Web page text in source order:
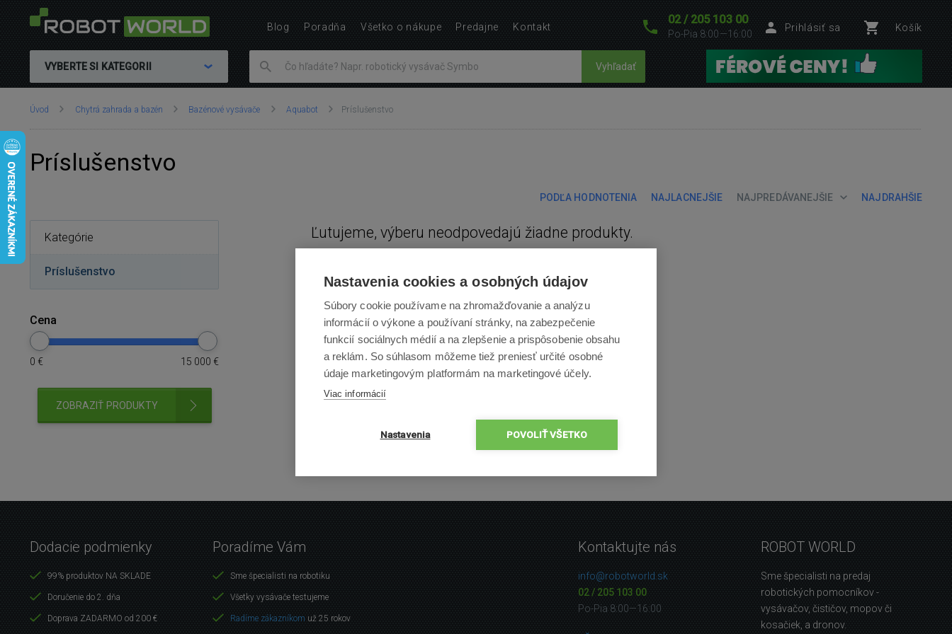
02 / 205 103 00
Po-Pia 8:00—16:00
Prihlásiť sa Košík
VYBERTE SI KATEGORII Vyhľadať
Nachádzate
Úvod Chytrá zahrada a bazén Bazénové vysávače Aquabot Príslušenstvo
Príslušenstvo
PODĽA HODNOTENIA NAJLACNEJŠIE NAJPREDÁVANEJŠIE NAJDRAHŠIE
Ľutujeme, výberu neodpovedajú žiadne produkty.
Kategórie
Príslušenstvo
Cena
0 € 15 000 €
ZOBRAZIŤ PRODUKTY
Blog Poradňa Všetko o nákupe Predajne Kontakt
Dodacie podmienky
99% produktov NA SKLADE
Doručenie do 2. dňa
Doprava ZADARMO od 200 €
Poradíme Vám
Sme špecialisti na robotiku
Všetky vysávače testujeme
Radíme zákazníkom už 25 rokov
Kontaktujte nás
info@robotworld.sk
02 / 205 103 00
Po-Pia 8:00—16:00
ROBOT WORLD
Sme špecialisti na predaj
robotických pomocníkov -
vysávačov, čističov, mopov či
kosačiek, a dronov.
Nastavenia cookies a osobných údajov
Súbory cookie používame na zhromažďovanie a analýzu
informácií o výkone a používaní stránky, na zabezpečenie
funkcií sociálnych médií a na zlepšenie a prispôsobenie obsahu
a reklám. So súhlasom môžeme tiež preniesť určité osobné
údaje marketingovým platformám na marketingové účely.
Viac informácií
Nastavenia POVOLIŤ VŠETKO